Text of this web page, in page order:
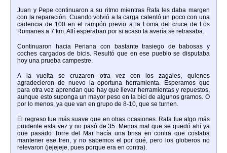
Juan y Pepe continuaron a su ritmo mientras Rafa les daba margen
con la reparación. Cuando volvió a la carga calentó un poco con una
cadencia de 100 en el rampón previo a la Loma del cruce de Los
Romanes a 7 km. Allí esperaban por si acaso la avería se retrasaba.
Continuaron hacia Periana con bastante trasiego de babosas y
coches cargados de bicis. Resultó que en ese pueblo se disputaba
hoy una prueba campestre.
A la vuelta se cruzaron otra vez con los zagales, quienes
agradecieron de nuevo la oportuna herramienta. Esperamos que
para otra vez aprendan que hay que llevar herramientas y repuestos,
aunque esto suponga un mayor peso en la bici de algunos gramos. O
por lo menos, ya que van en grupo de 8-10, que se turnen.
El regreso fue más suave que en otras ocasiones. Rafa fue algo más
prudente esta vez y no pasó de 35. Menos mal que se quedó ahí ya
que pasado Torre del Mar hacía una brisa en contra que costaba
mantener ese tren, y no sabemos el por qué, pero los globeros no
relevaron (jejejeje, pues porque era en contra).